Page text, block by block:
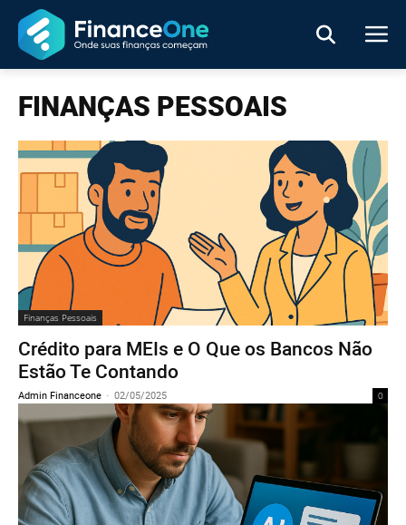
FINANÇAS PESSOAIS
Finanças Pessoais
Crédito para MEIs e O Que os Bancos Não
Estão Te Contando
Admin Financeone - 02/05/2025 0